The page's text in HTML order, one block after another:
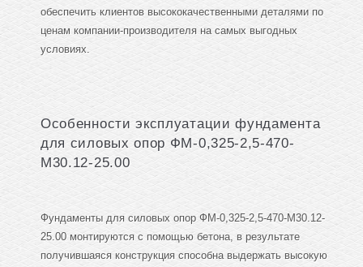
обеспечить клиентов высококачественными деталями по
ценам компании-производителя на самых выгодных
условиях.
Особенности эксплуатации фундамента
для силовых опор ФМ-0,325-2,5-470-
М30.12-25.00
Фундаменты для силовых опор ФМ-0,325-2,5-470-М30.12-
25.00 монтируются с помощью бетона, в результате
получившаяся конструкция способна выдержать высокую